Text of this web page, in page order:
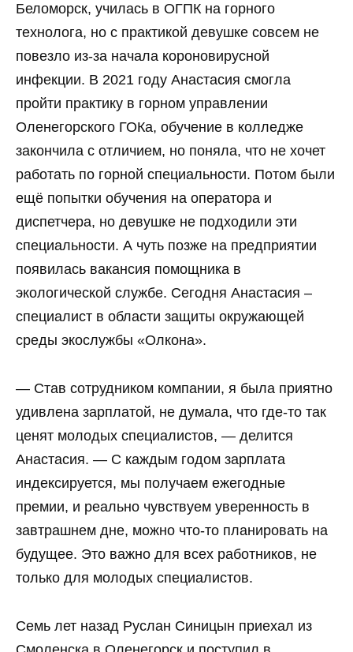
Беломорск, училась в ОГПК на горного
технолога, но с практикой девушке совсем не
повезло из-за начала короновирусной
инфекции. В 2021 году Анастасия смогла
пройти практику в горном управлении
Оленегорского ГОКа, обучение в колледже
закончила с отличием, но поняла, что не хочет
работать по горной специальности. Потом были
ещё попытки обучения на оператора и
диспетчера, но девушке не подходили эти
специальности. А чуть позже на предприятии
появилась вакансия помощника в
экологической службе. Сегодня Анастасия –
специалист в области защиты окружающей
среды экослужбы «Олкона».
— Став сотрудником компании, я была приятно
удивлена зарплатой, не думала, что где-то так
ценят молодых специалистов, — делится
Анастасия. — С каждым годом зарплата
индексируется, мы получаем ежегодные
премии, и реально чувствуем уверенность в
завтрашнем дне, можно что-то планировать на
будущее. Это важно для всех работников, не
только для молодых специалистов.
Семь лет назад Руслан Синицын приехал из